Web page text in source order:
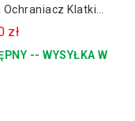
Ochraniacz Klatki
KIMO Dla Dziecka
/ QUAD
zł
-- WYSYŁKA W